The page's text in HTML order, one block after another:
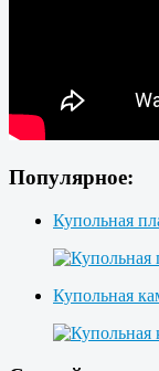
Популярное:
Купольная
Купольная